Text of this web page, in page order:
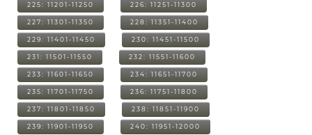
225: 11201-11250 226: 11251-11300
227: 11301-11350 228: 11351-11400
229: 11401-11450 230: 11451-11500
231: 11501-11550 232: 11551-11600
233: 11601-11650 234: 11651-11700
235: 11701-11750 236: 11751-11800
237: 11801-11850 238: 11851-11900
239: 11901-11950 240: 11951-12000